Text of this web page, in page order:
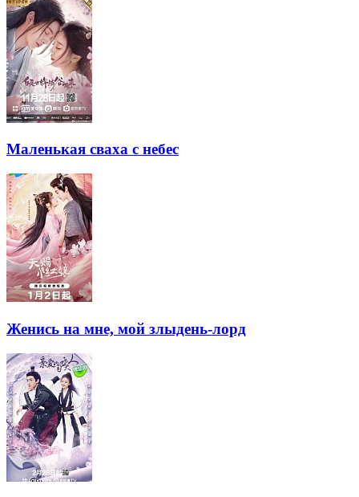
Маленькая сваха с небес
Женись на мне, мой злыдень-лорд